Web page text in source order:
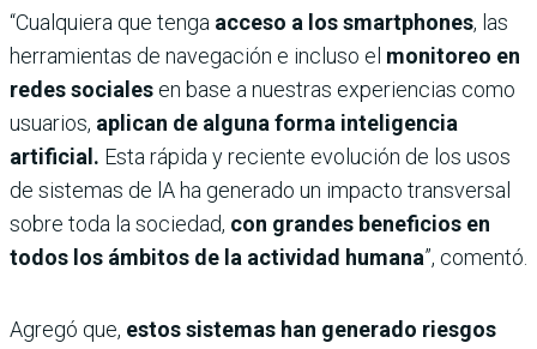
“Cualquiera que tenga acceso a los smartphones, las
herramientas de navegación e incluso el monitoreo en
redes sociales en base a nuestras experiencias como
usuarios, aplican de alguna forma inteligencia
artificial. Esta rápida y reciente evolución de los usos
de sistemas de lA ha generado un impacto transversal
sobre toda la sociedad, con grandes beneficios en
todos los ámbitos de la actividad humana”, comentó.
Agregó que, estos sistemas han generado riesgos